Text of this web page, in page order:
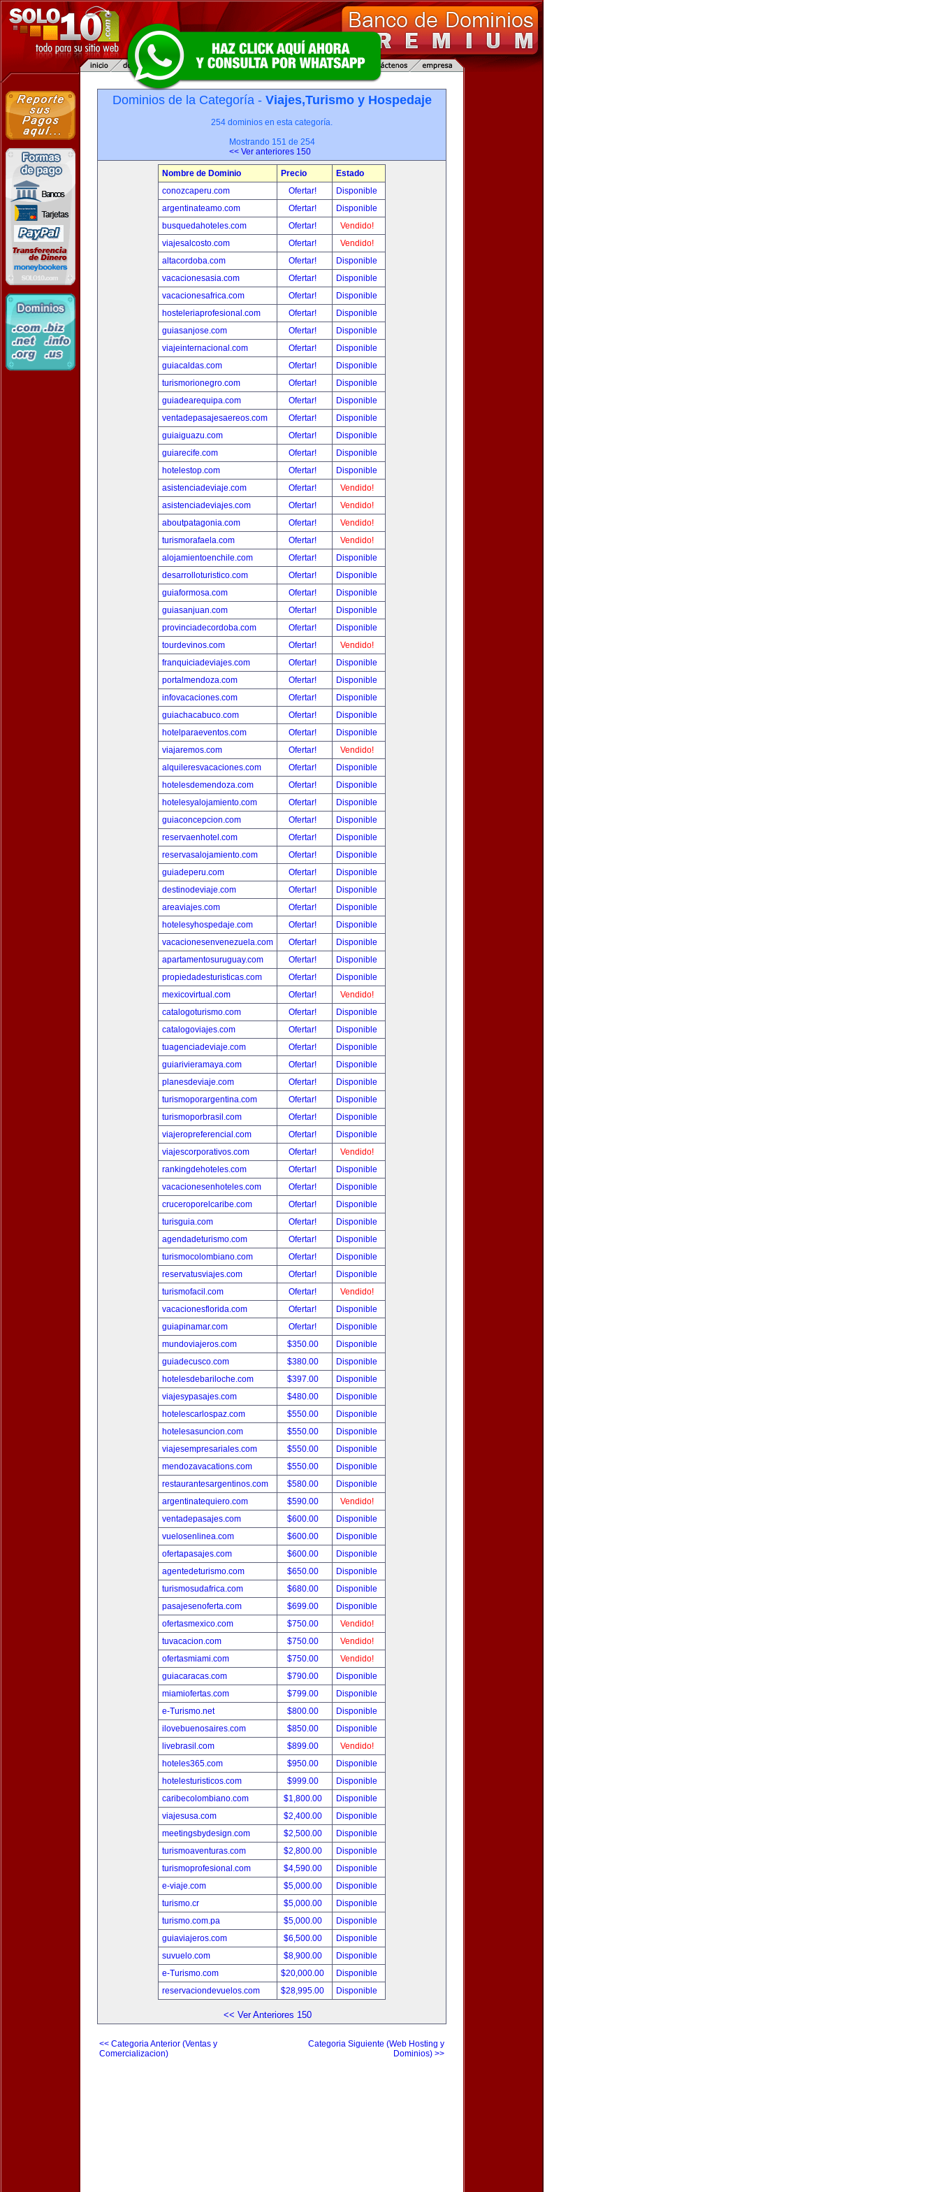
Dominios de la Categoría - Viajes,Turismo y Hospedaje
254 dominios en esta categoría.
Mostrando 151 de 254
<< Ver anteriores 150
Nombre de Dominio Precio
Estado
conozcaperu.com
Ofertar!
Disponible
argentinateamo.com
Ofertar!
Disponible
busquedahoteles.com
Ofertar!
Vendido!
viajesalcosto.com
Ofertar!
Vendido!
altacordoba.com
Ofertar!
Disponible
vacacionesasia.com
Ofertar!
Disponible
vacacionesafrica.com
Ofertar!
Disponible
hosteleriaprofesional.com
Ofertar!
Disponible
guiasanjose.com
Ofertar!
Disponible
viajeinternacional.com
Ofertar!
Disponible
guiacaldas.com
Ofertar!
Disponible
turismorionegro.com
Ofertar!
Disponible
guiadearequipa.com
Ofertar!
Disponible
ventadepasajesaereos.com
Ofertar!
Disponible
guiaiguazu.com
Ofertar!
Disponible
guiarecife.com
Ofertar!
Disponible
hotelestop.com
Ofertar!
Disponible
asistenciadeviaje.com
Ofertar!
Vendido!
asistenciadeviajes.com
Ofertar!
Vendido!
aboutpatagonia.com
Ofertar!
Vendido!
turismorafaela.com
Ofertar!
Vendido!
alojamientoenchile.com
Ofertar!
Disponible
desarrolloturistico.com
Ofertar!
Disponible
guiaformosa.com
Ofertar!
Disponible
guiasanjuan.com
Ofertar!
Disponible
provinciadecordoba.com
Ofertar!
Disponible
tourdevinos.com
Ofertar!
Vendido!
franquiciadeviajes.com
Ofertar!
Disponible
portalmendoza.com
Ofertar!
Disponible
infovacaciones.com
Ofertar!
Disponible
guiachacabuco.com
Ofertar!
Disponible
hotelparaeventos.com
Ofertar!
Disponible
viajaremos.com
Ofertar!
Vendido!
alquileresvacaciones.com
Ofertar!
Disponible
hotelesdemendoza.com
Ofertar!
Disponible
hotelesyalojamiento.com
Ofertar!
Disponible
guiaconcepcion.com
Ofertar!
Disponible
reservaenhotel.com
Ofertar!
Disponible
reservasalojamiento.com
Ofertar!
Disponible
guiadeperu.com
Ofertar!
Disponible
destinodeviaje.com
Ofertar!
Disponible
areaviajes.com
Ofertar!
Disponible
hotelesyhospedaje.com
Ofertar!
Disponible
vacacionesenvenezuela.com
Ofertar!
Disponible
apartamentosuruguay.com
Ofertar!
Disponible
propiedadesturisticas.com
Ofertar!
Disponible
mexicovirtual.com
Ofertar!
Vendido!
catalogoturismo.com
Ofertar!
Disponible
catalogoviajes.com
Ofertar!
Disponible
tuagenciadeviaje.com
Ofertar!
Disponible
guiarivieramaya.com
Ofertar!
Disponible
planesdeviaje.com
Ofertar!
Disponible
turismoporargentina.com
Ofertar!
Disponible
turismoporbrasil.com
Ofertar!
Disponible
viajeropreferencial.com
Ofertar!
Disponible
viajescorporativos.com
Ofertar!
Vendido!
rankingdehoteles.com
Ofertar!
Disponible
vacacionesenhoteles.com
Ofertar!
Disponible
cruceroporelcaribe.com
Ofertar!
Disponible
turisguia.com
Ofertar!
Disponible
agendadeturismo.com
Ofertar!
Disponible
turismocolombiano.com
Ofertar!
Disponible
reservatusviajes.com
Ofertar!
Disponible
turismofacil.com
Ofertar!
Vendido!
vacacionesflorida.com
Ofertar!
Disponible
guiapinamar.com
Ofertar!
Disponible
mundoviajeros.com
$350.00
Disponible
guiadecusco.com
$380.00
Disponible
hotelesdebariloche.com
$397.00
Disponible
viajesypasajes.com
$480.00
Disponible
hotelescarlospaz.com
$550.00
Disponible
hotelesasuncion.com
$550.00
Disponible
viajesempresariales.com
$550.00
Disponible
mendozavacations.com
$550.00
Disponible
restaurantesargentinos.com
$580.00
Disponible
argentinatequiero.com
$590.00
Vendido!
ventadepasajes.com
$600.00
Disponible
vuelosenlinea.com
$600.00
Disponible
ofertapasajes.com
$600.00
Disponible
agentedeturismo.com
$650.00
Disponible
turismosudafrica.com
$680.00
Disponible
pasajesenoferta.com
$699.00
Disponible
ofertasmexico.com
$750.00
Vendido!
tuvacacion.com
$750.00
Vendido!
ofertasmiami.com
$750.00
Vendido!
guiacaracas.com
$790.00
Disponible
miamiofertas.com
$799.00
Disponible
e-Turismo.net
$800.00
Disponible
ilovebuenosaires.com
$850.00
Disponible
livebrasil.com
$899.00
Vendido!
hoteles365.com
$950.00
Disponible
hotelesturisticos.com
$999.00
Disponible
caribecolombiano.com
$1,800.00
Disponible
viajesusa.com
$2,400.00
Disponible
meetingsbydesign.com
$2,500.00
Disponible
turismoaventuras.com
$2,800.00
Disponible
turismoprofesional.com
$4,590.00
Disponible
e-viaje.com
$5,000.00
Disponible
turismo.cr
$5,000.00
Disponible
turismo.com.pa
$5,000.00
Disponible
guiaviajeros.com
$6,500.00
Disponible
suvuelo.com
$8,900.00
Disponible
e-Turismo.com
$20,000.00
Disponible
reservaciondevuelos.com
$28,995.00 Disponible
<< Ver Anteriores 150
<< Categoria Anterior (Ventas y
Comercializacion)
Categoria Siguiente (Web Hosting y
Dominios) >>